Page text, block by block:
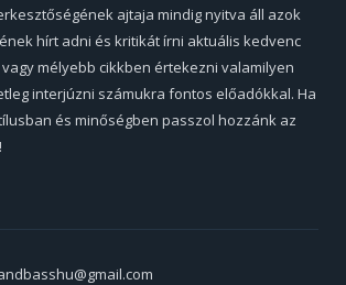
ajtaja mindig nyitva áll azok
hírt adni és kritikát írni aktuális kedvenc
mélyebb cikkben értekezni valamilyen
interjúzni számukra fontos előadókkal. Ha
és minőségben passzol hozzánk az